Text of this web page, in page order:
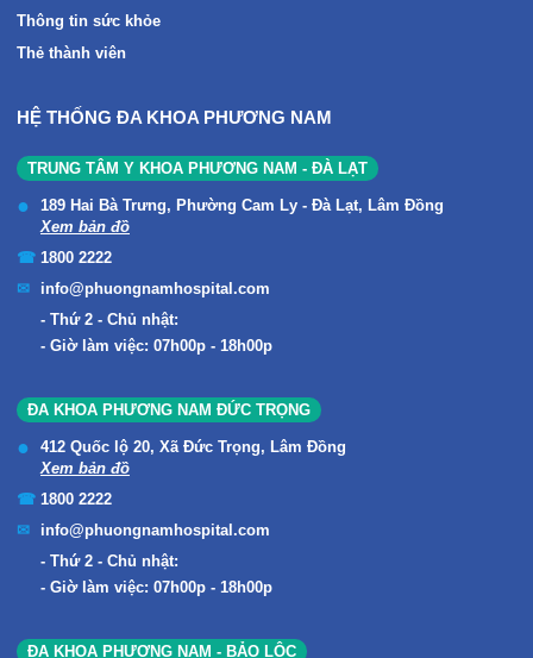
Thông tin sức khỏe
Thẻ thành viên
HỆ THỐNG ĐA KHOA PHƯƠNG NAM
TRUNG TÂM Y KHOA PHƯƠNG NAM - ĐÀ LẠT
189 Hai Bà Trưng, Phường Cam Ly - Đà Lạt, Lâm Đồng
Xem bản đồ
1800 2222
info@phuongnamhospital.com
Thứ 2 - Chủ nhật:
Giờ làm việc: 07h00p - 18h00p
ĐA KHOA PHƯƠNG NAM ĐỨC TRỌNG
412 Quốc lộ 20, Xã Đức Trọng, Lâm Đồng
Xem bản đồ
1800 2222
info@phuongnamhospital.com
Thứ 2 - Chủ nhật:
Giờ làm việc: 07h00p - 18h00p
ĐA KHOA PHƯƠNG NAM - BẢO LỘC